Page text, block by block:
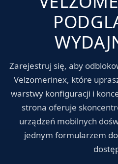
Zarejestruj się, aby
Velzomerinex, które
warstwy konfiguracji i
strona oferuje
urządzeń mobilnych
jednym formularzem